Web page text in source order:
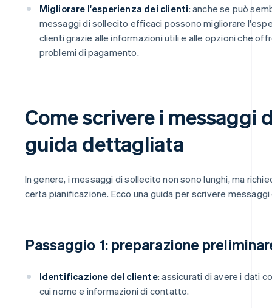
Migliorare l'esperienza dei clienti: anche se può
messaggi di sollecito efficaci possono migliorare
clienti grazie alle informazioni utili e alle opzioni che
problemi di pagamento.
Come scrivere i messaggi
guida dettagliata
In genere, i messaggi di sollecito non sono lunghi, ma
certa pianificazione. Ecco una guida per scrivere
Passaggio 1: preparazione
Identificazione del cliente: assicurati di avere i dati
cui nome e informazioni di contatto.